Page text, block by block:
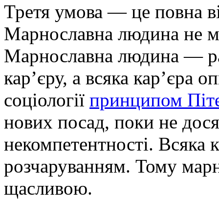
Третя умова — це пов­на
Марнославна людина не
Марнославна людина —
кар’єру, а всяка кар’єра
соціології принципом
нових посад, поки не
некомпетентності. Всяка
розчаруванням. Тому
щасливою.